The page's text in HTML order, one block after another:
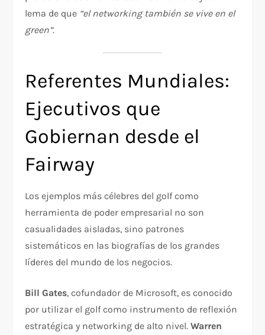
lema de que “el networking también se vive en el
green”.
Referentes Mundiales:
Ejecutivos que
Gobiernan desde el
Fairway
Los ejemplos más célebres del golf como
herramienta de poder empresarial no son
casualidades aisladas, sino patrones
sistemáticos en las biografías de los grandes
líderes del mundo de los negocios.
Bill Gates, cofundador de Microsoft, es conocido
por utilizar el golf como instrumento de reflexión
estratégica y networking de alto nivel.Warren